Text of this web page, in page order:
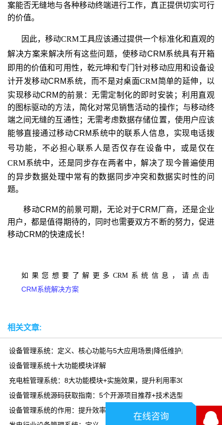
案能否无缝地与各种移动终端进行工作，真正提供切实可行
的价值。
因此，移动CRM工具应该通过提供一个标准化和直观的
解决方案来解决所有这些问题， 使移动CRM系统具有开箱
即用的价值和可用性，乾元坤和专门针对移动应用和设备设
计开发移动CRM系统，而不是对桌面CRM简单的延伸， 以
实现移动CRM的前景：无需定制化的即时安装；利用直观
的图标驱动的方法，简化对常见销售活动的操作；与移动终
端之间无缝的互通性；无需考虑数据存储位置，使用户应该
能够直接通过移动CRM系统中的联系人信息，实现电话拨
号功能， 不必担心联系人是否仅存在设备中，或是仅在
CRM系统中，还是同步存在两者中 ，解决了现今普遍使用
的异步数据处理中常有的数据同步冲突和数据实时性的问
题。
移动CRM的前景可期，无论对于CRM厂商，还是企业
用户，都是值得期待的，同时也需要双方不断的努力，促进
移动CRM的快速成长！
如果您想要了解更多CRM系统信息，请点击
CRM系统解决方案
相关文章:
设备管理系统：定义、核心功能与5大应用场景|降低维护成本30%
设备管理系统十大功能模块详解
充电桩管理系统：8大功能模块+实施效果，提升利用率300%
设备管理系统源码获取指南：5个开源项目推荐+技术选型
设备管理系统的作用：提升效率、降低成本、延长寿命|乾元坤和
在线咨询